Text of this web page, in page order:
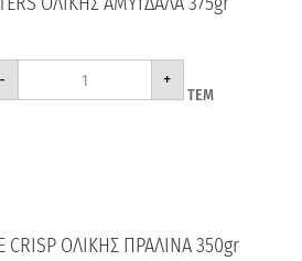
-
NESTLE
ΟΛΙΚΗΣ
+
ΤΕΜ
CRISP ΟΛΙΚΗΣ ΠΡΑΛΙΝΑ 350gr